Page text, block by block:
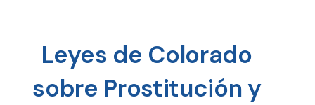
Leyes de Colorado
sobre Prostitución y